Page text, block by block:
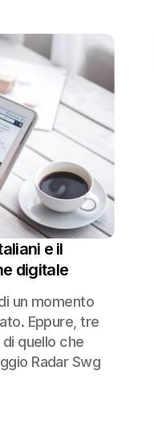
e il
digitale
un momento
Eppure, tre
quello che
Radar Swg